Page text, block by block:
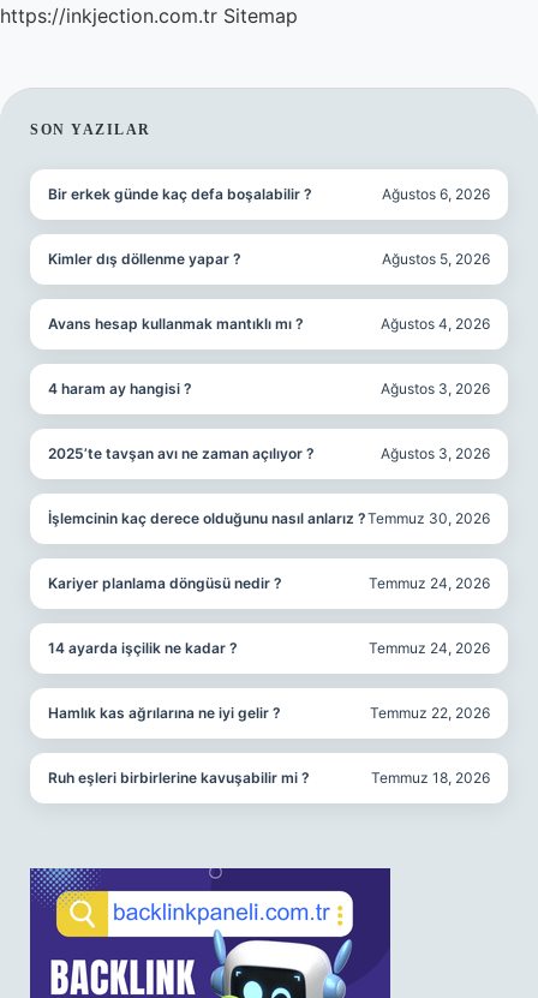
https://inkjection.com.tr Sitemap
SIDEBAR
SON YAZILAR
Bir erkek günde kaç defa boşalabilir ? Ağustos 6, 2026
Kimler dış döllenme yapar ? Ağustos 5, 2026
Avans hesap kullanmak mantıklı mı ? Ağustos 4, 2026
4 haram ay hangisi ? Ağustos 3, 2026
2025’te tavşan avı ne zaman açılıyor ? Ağustos 3, 2026
İşlemcinin kaç derece olduğunu nasıl anlarız ?Temmuz 30, 2026
Kariyer planlama döngüsü nedir ? Temmuz 24, 2026
14 ayarda işçilik ne kadar ? Temmuz 24, 2026
Hamlık kas ağrılarına ne iyi gelir ? Temmuz 22, 2026
Ruh eşleri birbirlerine kavuşabilir mi ? Temmuz 18, 2026